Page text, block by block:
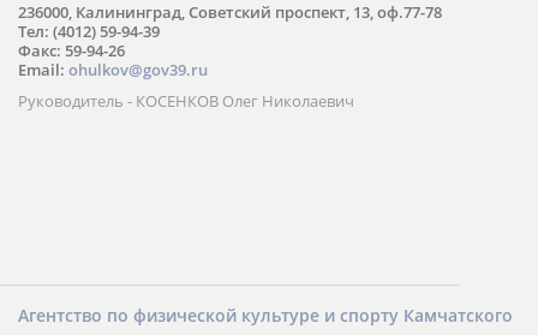
236000, Калининград, Советский проспект, 13, оф.77-78
Тел: (4012) 59-94-39
Факс: 59-94-26
Email: ohulkov@gov39.ru
Руководитель - КОСЕНКОВ Олег Николаевич
Агентство по физической культуре и спорту Камчатского